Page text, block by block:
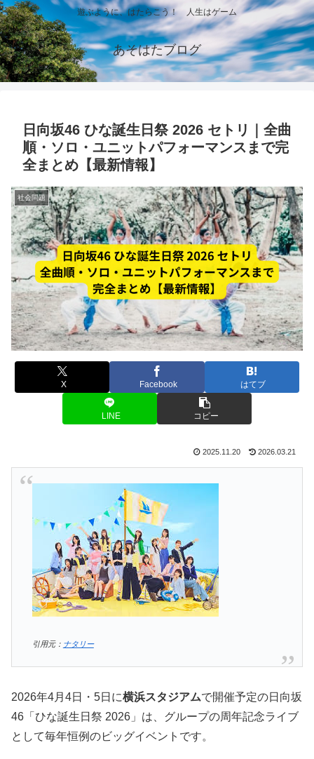
遊ぶように、はたらこう！ 人生はゲーム
あそはたブログ
日向坂46 ひな誕生日祭 2026 セトリ｜全曲
順・ソロ・ユニットパフォーマンスまで完
全まとめ【最新情報】
社会問題
X Facebook はてブ
LINE コピー
2025.11.20 2026.03.21
引用元： ナタリー
2026年4月4日・5日に横浜スタジアムで開催予定の日向坂
46「ひな誕生日祭 2026」は、グループの周年記念ライブ
として毎年恒例のビッグイベントです。